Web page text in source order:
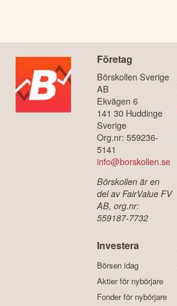
Företag
Börskollen Sverige
AB
Ekvägen 6
141 30 Huddinge
Sverige
Org.nr: 559236-
5141
info@borskollen.se
Börskollen är en
del av FairValue FV
AB, org.nr:
559187-7732
Investera
Börsen idag
Aktier för nybörjare
Fonder för nybörjare